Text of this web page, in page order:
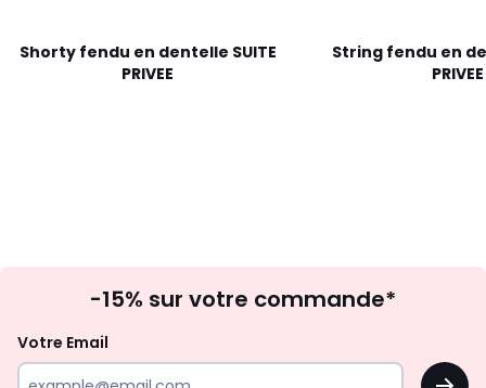
Shorty fendu en dentelle SUITE
PRIVEE
String fendu en
PRIVEE
à
newsletter
-15% sur votre commande*
Votre Email
OK